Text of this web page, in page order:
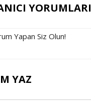
YORUMLARI
Yapan Siz Olun!
YAZ